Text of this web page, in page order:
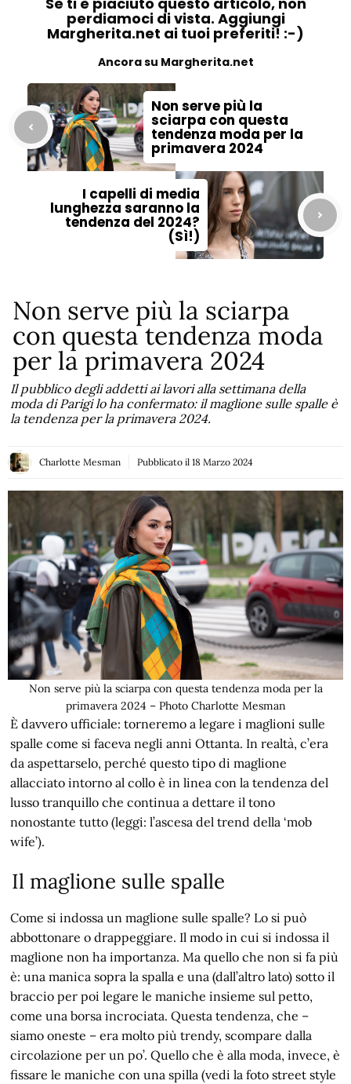
perdiamoci di vista. Aggiungi
Margherita.net ai tuoi preferiti! :-)
Ancora su Margherita.net
Non serve più la
sciarpa con questa
tendenza moda per la
primavera 2024
I capelli di media
lunghezza saranno la
tendenza del 2024?
(Sì!)
Non serve più la sciarpa
con questa tendenza moda
per la primavera 2024
Il pubblico degli addetti ai lavori alla settimana della
moda di Parigi lo ha confermato: il maglione sulle spalle è
la tendenza per la primavera 2024.
Charlotte Mesman Pubblicato il 18 Marzo 2024
Non serve più la sciarpa con questa tendenza moda per la
primavera 2024 – Photo Charlotte Mesman
È davvero ufficiale: torneremo a legare i maglioni sulle
spalle come si faceva negli anni Ottanta. In realtà, c’era
da aspettarselo, perché questo tipo di maglione
allacciato intorno al collo è in linea con la tendenza del
lusso tranquillo che continua a dettare il tono
nonostante tutto (leggi: l’ascesa del trend della ‘mob
wife’).
Il maglione sulle spalle
Come si indossa un maglione sulle spalle? Lo si può
abbottonare o drappeggiare. Il modo in cui si indossa il
maglione non ha importanza. Ma quello che non si fa più
è: una manica sopra la spalla e una (dall’altro lato) sotto il
braccio per poi legare le maniche insieme sul petto,
come una borsa incrociata. Questa tendenza, che –
siamo oneste – era molto più trendy, scompare dalla
circolazione per un po’. Quello che è alla moda, invece, è
fissare le maniche con una spilla (vedi la foto street style